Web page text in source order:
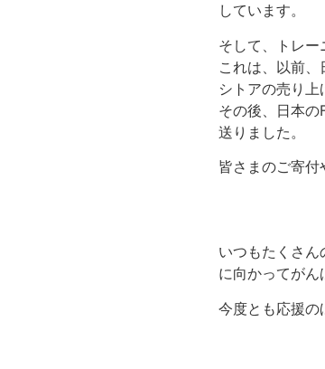
しています。
そして、トレー
これは、以前
シトアの売り上
その後、日本
送りました。
皆さまのご寄付
いつもたくさ
に向かってがん
今度とも応援の